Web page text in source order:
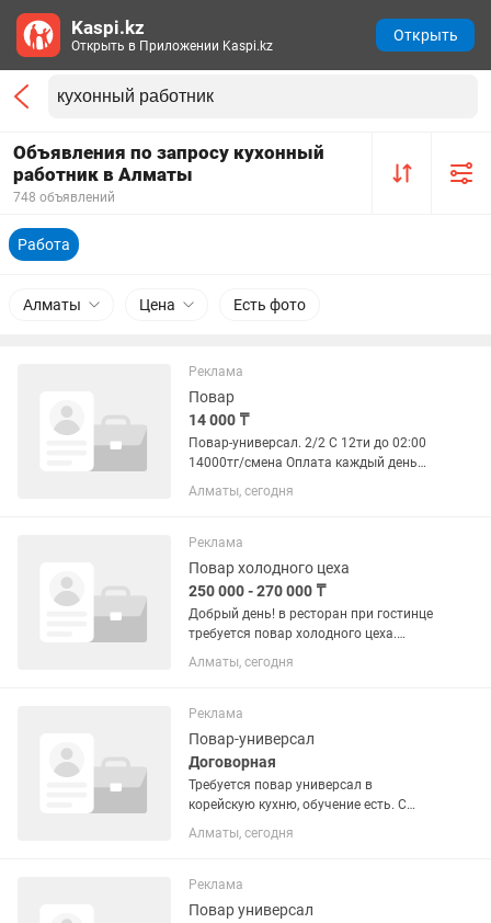
Объявления по запросу кухонный
работник в Алматы
748 объявлений
Работа
Алматы Цена Есть фото
Реклама
Повар
14 000 ₸
Повар-универсал. 2/2 С 12ти до 02:00
14000тг/смена Оплата каждый день
Развозка
Алматы, сегодня
Реклама
Повар холодного цеха
250 000 - 270 000 ₸
Добрый день! в ресторан при гостинце
требуется повар холодного цеха.
график работы 2/2 оклад от 270.000 тг
плюс квартальная премия . аванс 25
официальное трудоустройство....
Алматы, сегодня
Реклама
Повар-универсал
Договорная
Требуется повар универсал в
корейскую кухню, обучение есть. С
опытом, график 6/2 , с 9:00-22:00
Алматы, сегодня
Реклама
Повар универсал
Kaspi.kz
Открыть в Приложении Kaspi.kz
Открыть